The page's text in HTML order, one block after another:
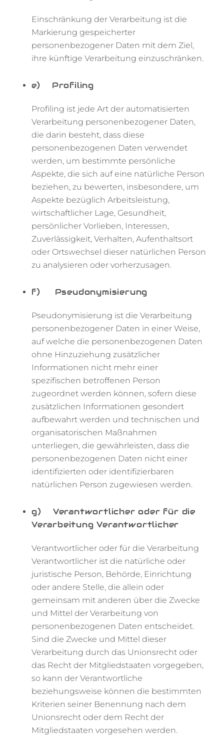
Einschränkung der Verarbeitung ist die
Markierung gespeicherter
personenbezogener Daten mit dem Ziel,
ihre künftige Verarbeitung einzuschränken.
e) Profiling
Profiling ist jede Art der automatisierten
Verarbeitung personenbezogener Daten,
die darin besteht, dass diese
personenbezogenen Daten verwendet
werden, um bestimmte persönliche
Aspekte, die sich auf eine natürliche Person
beziehen, zu bewerten, insbesondere, um
Aspekte bezüglich Arbeitsleistung,
wirtschaftlicher Lage, Gesundheit,
persönlicher Vorlieben, Interessen,
Zuverlässigkeit, Verhalten, Aufenthaltsort
oder Ortswechsel dieser natürlichen Person
zu analysieren oder vorherzusagen.
f) Pseudonymisierung
Pseudonymisierung ist die Verarbeitung
personenbezogener Daten in einer Weise,
auf welche die personenbezogenen Daten
ohne Hinzuziehung zusätzlicher
Informationen nicht mehr einer
spezifischen betroffenen Person
zugeordnet werden können, sofern diese
zusätzlichen Informationen gesondert
aufbewahrt werden und technischen und
organisatorischen Maßnahmen
unterliegen, die gewährleisten, dass die
personenbezogenen Daten nicht einer
identifizierten oder identifizierbaren
natürlichen Person zugewiesen werden.
g) Verantwortlicher oder für die
Verarbeitung Verantwortlicher
Verantwortlicher oder für die Verarbeitung
Verantwortlicher ist die natürliche oder
juristische Person, Behörde, Einrichtung
oder andere Stelle, die allein oder
gemeinsam mit anderen über die Zwecke
und Mittel der Verarbeitung von
personenbezogenen Daten entscheidet.
Sind die Zwecke und Mittel dieser
Verarbeitung durch das Unionsrecht oder
das Recht der Mitgliedstaaten vorgegeben,
so kann der Verantwortliche
beziehungsweise können die bestimmten
Kriterien seiner Benennung nach dem
Unionsrecht oder dem Recht der
Mitgliedstaaten vorgesehen werden.